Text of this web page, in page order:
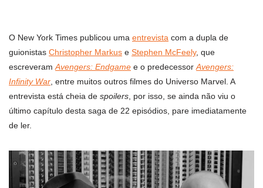
O New York Times publicou uma entrevista com a dupla de
guionistas Christopher Markus e Stephen McFeely, que
escreveram Avengers: Endgame e o predecessor Avengers:
Infinity War , entre muitos outros filmes do Universo Marvel. A
entrevista está cheia de spoilers , por isso, se ainda não viu o
último capítulo desta saga de 22 episódios, pare imediatamente
de ler.